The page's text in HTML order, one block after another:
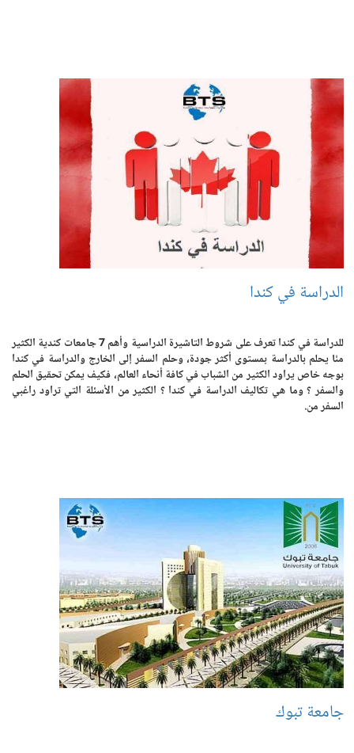
الدراسة في كندا
للدراسة في كندا تعرف على شروط التاشيرة الدراسية وأهم 7 جامعات كندية الكثير
منّا يحلم بالدراسة بمستوى أكثر جودة، وحلم السفر إلى الخارج والدراسة في كندا
بوجه خاص يراود الكثير من الشباب في كافة أنحاء العالم، فكيف يمكن تحقيق الحلم
والسفر ؟ وما هي تكاليف الدراسة في كندا ؟ الكثير من الأسئلة التي تراود راغبي
السفر من.
جامعة تبوك